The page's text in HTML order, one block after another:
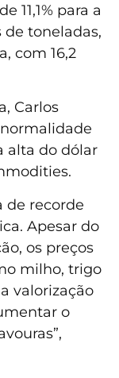
11,1% para a
de toneladas,
com 16,2
Carlos
alta do dólar
de recorde
Apesar do
os preços
milho, trigo
valorização
o